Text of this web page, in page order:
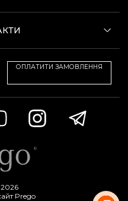
ОПЛАТИТИ ЗАМОВЛЕННЯ
Prego